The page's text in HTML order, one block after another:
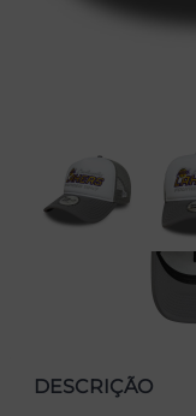
DESCRIÇÃO